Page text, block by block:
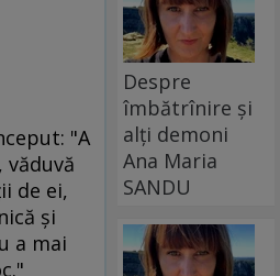
"A
văduvă
de ei,
şi
a mai
Despre
îmbătrînire și
alți demoni
Ana Maria
SANDU